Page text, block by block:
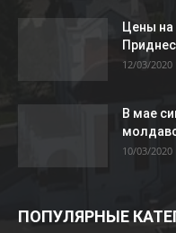
Цены на
12/03/2020
В мае
10/03/2020
ПОПУЛЯРНЫЕ